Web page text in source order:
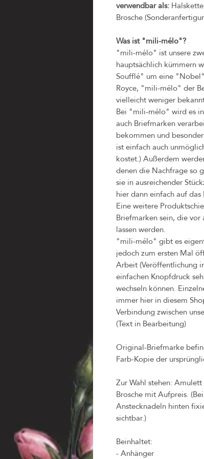
verwendbar als:
Brosche
Was ist "mili-mélo"?
"mili-mélo" ist unsere
hauptsächlich kümmern
Soufflé" um eine
Royce, "mili-mélo" der
vielleicht weniger
Bei "mili-mélo" wird es
auch Briefmarken
bekommen und
ist einfach auch
kostet.) Außerdem
denen die Nachfrage so
sie in ausreichender
hier dann einfach auf
Eine weitere
Briefmarken sein, die
lassen werden.
"mili-mélo" gibt es
jedoch zum ersten Mal
Arbeit (Veröffentlichung
einfachen Knopfdruck
wechseln können.
immer hier in diesem
Verbindung zwischen
(Text in Bearbeitung)
Original-Briefmarke
Farb-Kopie der
Zur Wahl stehen:
Brosche mit Aufpreis.
Anstecknadeln hinten
sichtbar.)
Beinhaltet:
- Anhänger